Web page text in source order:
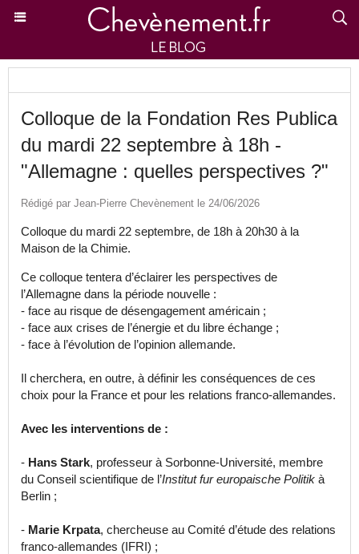
Colloque de la Fondation Res Publica
du mardi 22 septembre à 18h -
"Allemagne : quelles perspectives ?"
Rédigé par Jean-Pierre Chevènement le 24/06/2026
Colloque du mardi 22 septembre, de 18h à 20h30 à la
Maison de la Chimie.
Ce colloque tentera d’éclairer les perspectives de
l’Allemagne dans la période nouvelle :
- face au risque de désengagement américain ;
- face aux crises de l’énergie et du libre échange ;
- face à l’évolution de l’opinion allemande.
Il cherchera, en outre, à définir les conséquences de ces
choix pour la France et pour les relations franco-allemandes.
Avec les interventions de :
- Hans Stark, professeur à Sorbonne-Université, membre
du Conseil scientifique de l’Institut fur europaische Politik à
Berlin ;
- Marie Krpata, chercheuse au Comité d’étude des relations
franco-allemandes (IFRI) ;